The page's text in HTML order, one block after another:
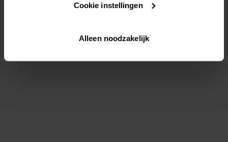
Lees hier meer over in onsprivacybeleid
Via "Cookie instellingen" kun je ook zelf instellen welke
Cookie instellingen
Alleen noodzakelijk